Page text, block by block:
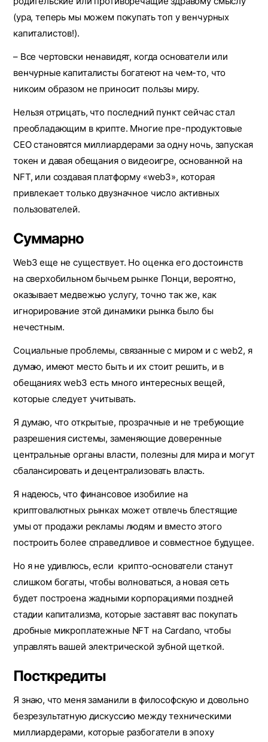
(ура, теперь мы можем покупать топ у венчурных
капиталистов!).
– Все чертовски ненавидят, когда основатели или
венчурные капиталисты богатеют на чем-то, что
никоим образом не приносит пользы миру.
Нельзя отрицать, что последний пункт сейчас стал
преобладающим в крипте. Многие пре-продуктовые
СЕО становятся миллиардерами за одну ночь, запуская
токен и давая обещания о видеоигре, основанной на
NFT, или создавая платформу «web3», которая
привлекает только двузначное число активных
пользователей.
Суммарно
Web3 еще не существует. Но оценка его достоинств
на сверхобильном бычьем рынке Понци, вероятно,
оказывает медвежью услугу, точно так же, как
игнорирование этой динамики рынка было бы
нечестным.
Социальные проблемы, связанные с миром и с web2, я
думаю, имеют место быть и их стоит решить, и в
обещаниях web3 есть много интересных вещей,
которые следует учитывать.
Я думаю, что открытые, прозрачные и не требующие
разрешения системы, заменяющие доверенные
центральные органы власти, полезны для мира и могут
сбалансировать и децентрализовать власть.
Я надеюсь, что финансовое изобилие на
криптовалютных рынках может отвлечь блестящие
умы от продажи рекламы людям и вместо этого
построить более справедливое и совместное будущее.
Но я не удивлюсь, если крипто-основатели станут
слишком богаты, чтобы волноваться, а новая сеть
будет построена жадными корпорациями поздней
стадии капитализма, которые заставят вас покупать
дробные микроплатежные NFT на Cardano, чтобы
управлять вашей электрической зубной щеткой.
Посткредиты
Я знаю, что меня заманили в философскую и довольно
безрезультатную дискуссию между техническими
миллиардерами, которые разбогатели в эпоху